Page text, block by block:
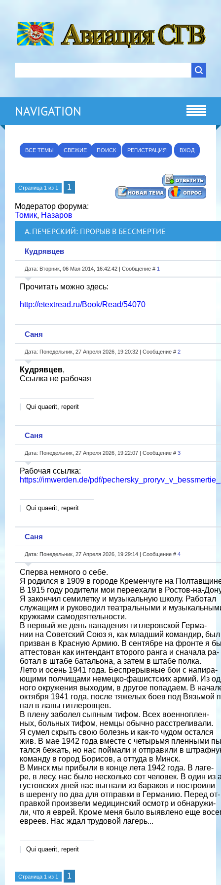
NAVIGATION
ВСЕ ТЕМЫ СВЕЖИЕ ПОИСК РЕГИСТРАЦИЯ ВХОД
Страница 1 из 1 1
Модератор форума:
Томик, Назаров
А. ПЕЧЕРСКИЙ: ПРОРЫВ В БЕССМЕРТИЕ
Кудрявцев
Дата: Вторник, 06 Мая 2014, 16:42:42 | Сообщение # 1
Прочитать можно здесь:
http://etextread.ru/Book/Read/54070
Саня
Дата: Понедельник, 27 Апреля 2026, 19:20:32 | Сообщение # 2
Кудрявцев,
Ссылка не рабочая
Qui quaerit, reperit
Саня
Дата: Понедельник, 27 Апреля 2026, 19:22:07 | Сообщение # 3
Рабочая ссылка:
https://imwerden.de/pdf/
Qui quaerit, reperit
Саня
Дата: Понедельник, 27 Апреля 2026, 19:29:14 | Сообщение # 4
Сперва немного о себе.
Я родился в 1909 в городе Кременчуге на
В 1915 году родители мои переехали в Ростов-на-
Я закончил семилетку и музыкальную школу. Работал
служащим и руководил театральными и
кружками самодеятельности.
В первый же день нападения гитлеровской Герма-
нии на Советский Союз я, как младший командир, был
призван в Красную Армию. В сентябре на фронте я
аттестован как интендант второго ранга и сначала ра-
ботал в штабе батальона, а затем в штабе полка.
Лето и осень 1941 года. Беспрерывные бои с напира-
ющими полчищами немецко-фашистских армий. Из
ного окружения выходим, в другое попадаем. В
октября 1941 года, после тяжелых боев под Вязьмой
пал в лапы гитлеровцев.
В плену заболел сыпным тифом. Всех военноплен-
ных, больных тифом, немцы обычно расстреливали.
Я сумел скрыть свою болезнь и как-то чудом остался
жив. В мае 1942 года вместе с четырьмя пленными
тался бежать, но нас поймали и отправили в
команду в город Борисов, а оттуда в Минск.
В Минск мы прибыли в конце лета 1942 года. В лаге-
ре, в лесу, нас было несколько сот человек. В один из
густовских дней нас выгнали из бараков и построили
в шеренгу по два для отправки в Германию. Перед от-
правкой произвели медицинский осмотр и обнаружи-
ли, что я еврей. Кроме меня было выявлено еще
евреев. Нас ждал трудовой лагерь...
Qui quaerit, reperit
Страница 1 из 1 1